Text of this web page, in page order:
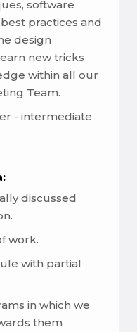
software
practices and
design
new tricks
within all our
Team.
- intermediate
discussed
work.
with partial
in which we
them